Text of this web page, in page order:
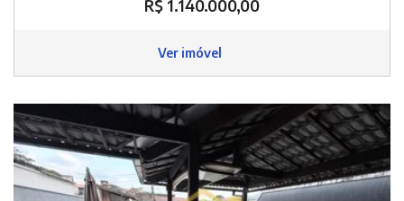
R$ 1.140.000,00
Ver imóvel